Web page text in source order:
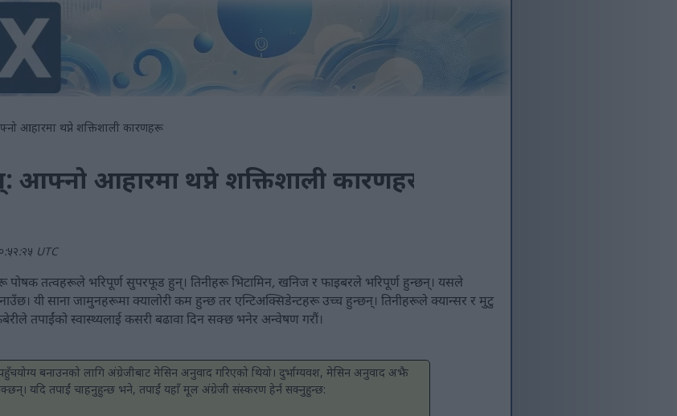
आहारमा थप्ने शक्तिशाली कारणहरू
आफ्नो आहारमा थप्ने शक्तिशाली कारणहरू
UTC
पोषक तत्वहरूले भरिपूर्ण सुपरफूड हुन्। तिनीहरू भिटामिन, खनिज र फाइबरले भरिपूर्ण हुन्छन्। यसले
यी साना जामुनहरूमा क्यालोरी कम हुन्छ तर एन्टिअक्सिडेन्टहरू उच्च हुन्छन्। तिनीहरूले क्यान्सर र मुटु
तपाईंको स्वास्थ्यलाई कसरी बढावा दिन सक्छ भनेर अन्वेषण गरौं।
बनाउनको लागि अंग्रेजीबाट मेसिन अनुवाद गरिएको थियो। दुर्भाग्यवश, मेसिन अनुवाद अझै
सक्छन्। यदि तपाईं चाहनुहुन्छ भने, तपाईं यहाँ मूल अंग्रेजी संस्करण हेर्न सक्नुहुन्छ: